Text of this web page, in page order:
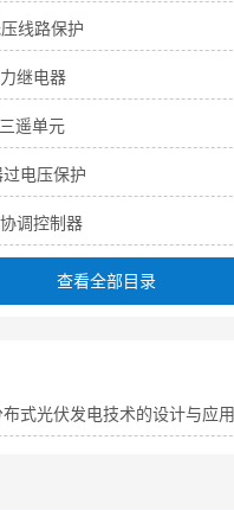
线路保护
继电器
遥单元
电压保护
调控制器
查看全部目录
式光伏发电技术的设计与应用